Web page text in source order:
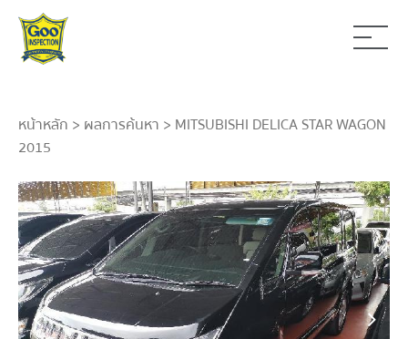
หน้าหลัก > ผลการค้นหา > MITSUBISHI DELICA STAR WAGON
2015